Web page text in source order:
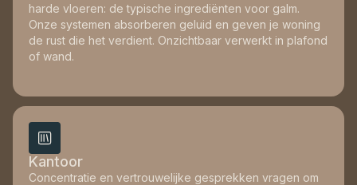
harde vloeren: de typische ingrediënten voor galm.
Onze systemen absorberen geluid en geven je woning
de rust die het verdient. Onzichtbaar verwerkt in plafond
of wand.
Kantoor
Concentratie en vertrouwelijke gesprekken vragen om